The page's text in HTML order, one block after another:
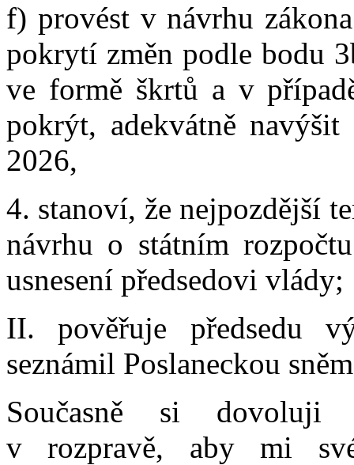
f) provést v návrhu
pokrytí změn podle bodu
ve formě škrtů a v
pokrýt, adekvátně
2026,
4. stanoví, že nejpozdější
návrhu o státním
usnesení předsedovi vlády;
II. pověřuje předsedu
seznámil Poslaneckou
Současně si dovoluji
v rozpravě, aby mi